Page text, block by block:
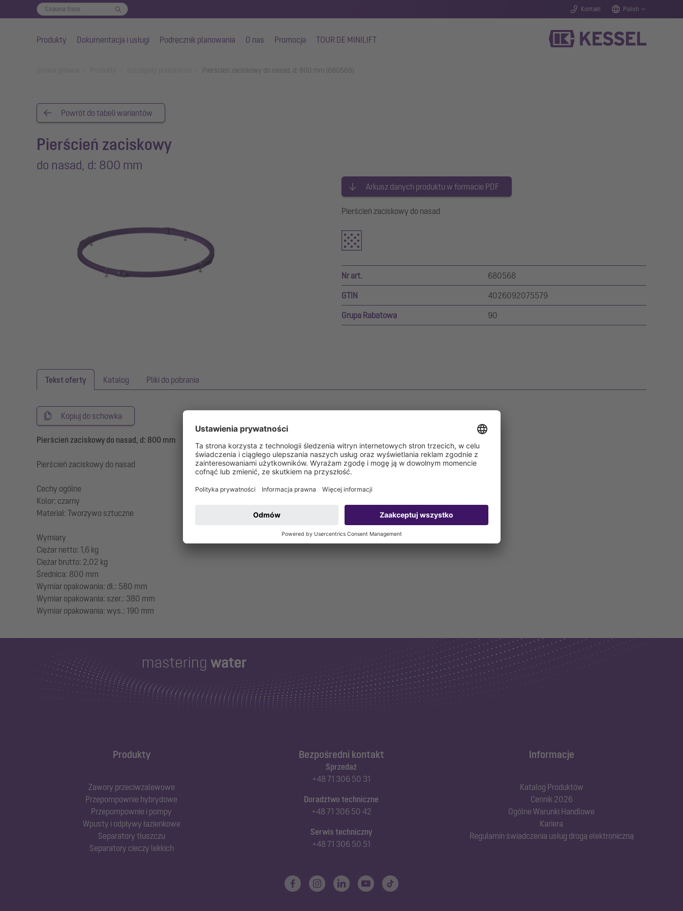
Kontakt Polish
Produkty Dokumentacja i usługi Podręcznik planowania O nas Promocja TOUR DE MINILIFT
Pierścień zaciskowy do nasad, d: 800 mm (680568)
Powrót do tabeli wariantów
Pierścień zaciskowy
do nasad, d: 800 mm
Arkusz danych produktu w formacie PDF
Pierścień zaciskowy do nasad
Nr art. 680568
GTIN 4026092075579
Grupa Rabatowa 90
Tekst oferty Katalog Pliki do pobrania
Kopiuj do schowka
Pierścień zaciskowy do nasad, d: 800 mm
Pierścień zaciskowy do nasad
Cechy ogólne
Kolor: czarny
Materiał: Tworzywo sztuczne
Wymiary
Ciężar netto: 1,6 kg
Ciężar brutto: 2,02 kg
Średnica: 800 mm
Wymiar opakowania: dł.: 580 mm
Wymiar opakowania: szer.: 380 mm
Produkty
Zawory przeciwzalewowe
Przepompownie hybrydowe
Przepompownie i pompy
Wpusty i odpływy łazienkowe
Separatory tłuszczu
Separatory cieczy lekkich
Bezpośredni kontakt
Sprzedaż
+48 71 306 50 31
Doradztwo techniczne
+48 71 306 50 42
Serwis techniczny
+48 71 306 50 51
Informacje
Katalog Produktów
Cennik 2026
Ogólne Warunki Handlowe
Kariera
Regulamin świadczenia usług drogą elektroniczną